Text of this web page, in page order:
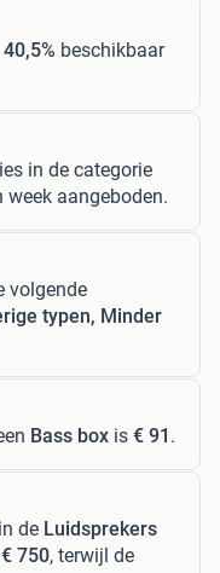
40,5% beschikbaar
in de categorie
aangeboden.
volgende
typen, Minder
Bass box is € 91 .
de Luidsprekers
€ 750, terwijl de